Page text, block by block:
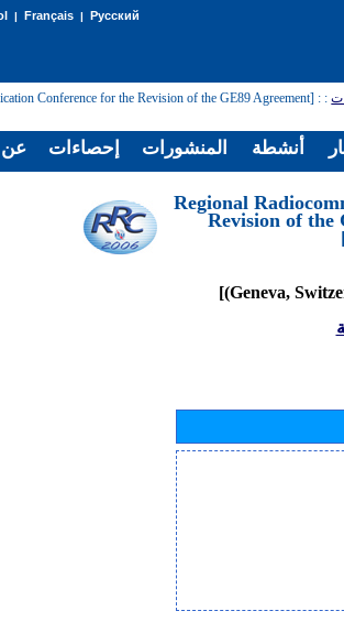
| Français| Русский
:
Conference for the Revision of the GE89 Agreement
[Regional
Revision of the
عن إحصاءات المنشورات أنشطة